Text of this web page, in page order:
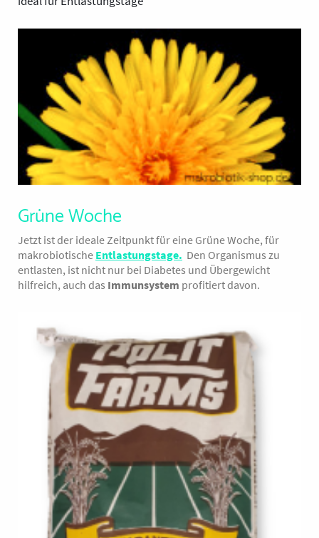
Grüne Woche
Jetzt ist der ideale Zeitpunkt für eine Grüne Woche, für
makrobiotische Entlastungstage. Den Organismus zu
entlasten, ist nicht nur bei Diabetes und Übergewicht
hilfreich, auch das Immunsystem profitiert davon.